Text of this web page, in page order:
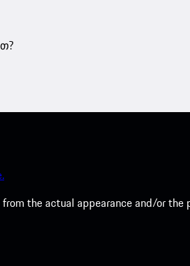
the actual appearance and/or the